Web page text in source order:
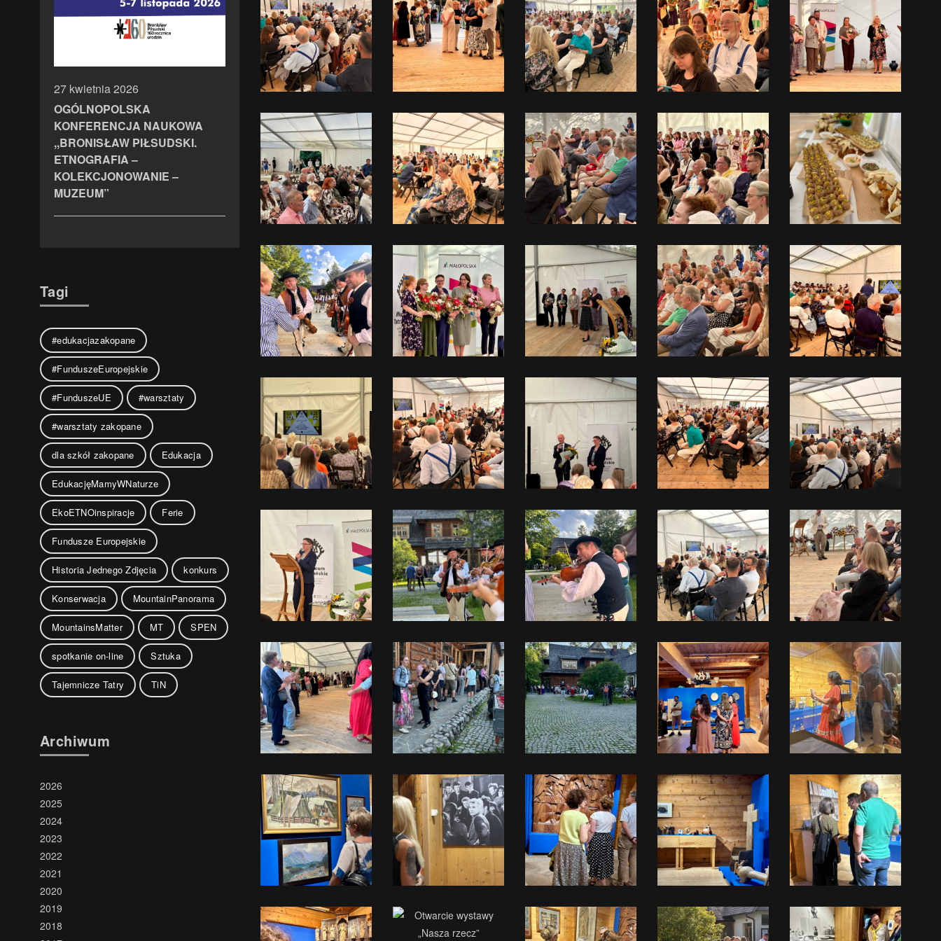
27 kwietnia 2026
OGÓLNOPOLSKA
KONFERENCJA NAUKOWA
,,BRONISŁAW PIŁSUDSKI.
ETNOGRAFIA –
KOLEKCJONOWANIE –
MUZEUM”
Tagi
#edukacjazakopane
#FunduszeEuropejskie
#FunduszeUE #warsztaty
#warsztaty zakopane
dla szkół zakopane Edukacja
EdukacjęMamyWNaturze
EkoETNOinspiracje Ferie
Fundusze Europejskie
Historia Jednego Zdjęcia konkurs
Konserwacja MountainPanorama
MountainsMatter MT SPEN
spotkanie on-line Sztuka
Tajemnicze Tatry TiN
Archiwum
2026
2025
2024
2023
2022
2021
2020
2019
2018